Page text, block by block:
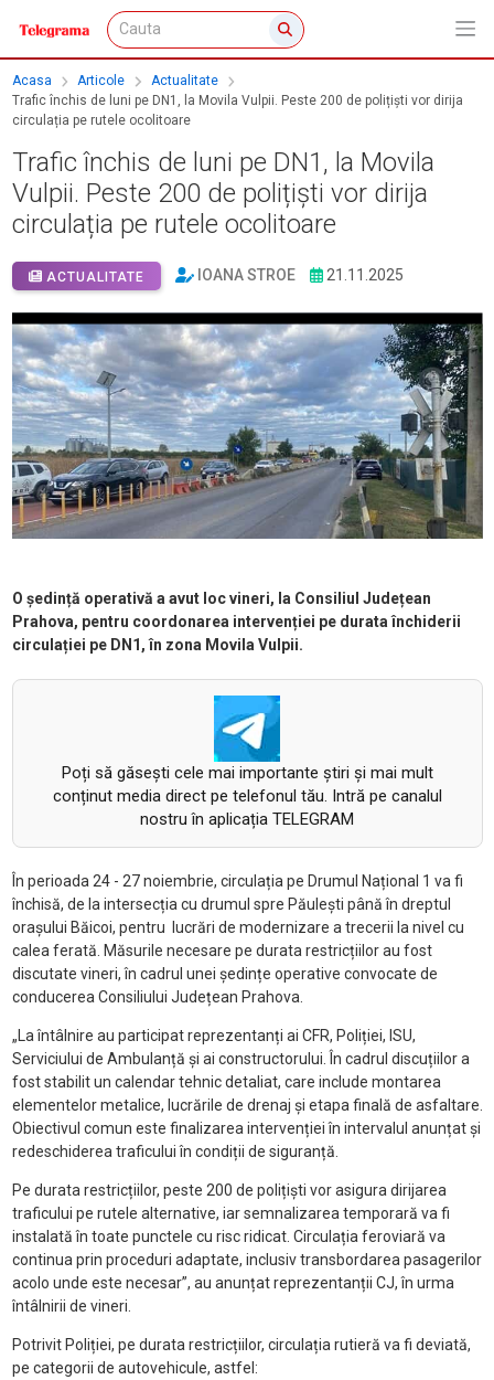
Acasa Articole
Actualitate
Trafic închis de luni pe DN1, la Movila Vulpii. Peste 200 de polițiști vor dirija
circulația pe rutele ocolitoare
Trafic închis de luni pe DN1, la Movila
Vulpii. Peste 200 de polițiști vor dirija
circulația pe rutele ocolitoare
ACTUALITATE IOANA STROE 21.11.2025
O ședință operativă a avut loc vineri, la Consiliul Județean
Prahova, pentru coordonarea intervenției pe durata închiderii
circulației pe DN1, în zona Movila Vulpii.
Poți să găsești cele mai importante știri și mai mult
conținut media direct pe telefonul tău. Intră pe canalul
nostru în aplicația TELEGRAM
În perioada 24 - 27 noiembrie, circulația pe Drumul Național 1 va fi
închisă, de la intersecția cu drumul spre Păulești până în dreptul
orașului Băicoi, pentru
lucrări de modernizare a trecerii la nivel cu
calea ferată. Măsurile necesare pe durata restricțiilor au fost
discutate vineri, în cadrul unei ședințe operative convocate de
conducerea Consiliului Județean Prahova.
„Laîntâlnire au participat reprezentanți ai CFR, Poliției, ISU,
Serviciului de Ambulanță și ai constructorului. În cadrul discuțiilor a
fost stabilit un calendar tehnic detaliat, care include montarea
elementelor metalice, lucrările de drenaj și etapa finală de asfaltare.
Obiectivul comun este finalizarea intervențieiîn intervalul anunțat și
redeschiderea traficuluiîn condiții de siguranță.
Pe durata restricțiilor, peste 200 de polițiști vor asigura dirijarea
traficului pe rutele alternative, iar semnalizarea temporară va fi
instalatăîn toate punctele cu risc ridicat. Circulația feroviară va
continua prin proceduri adaptate, inclusiv transbordarea pasagerilor
acolo unde este necesar”, au anunțat reprezentanții CJ, în urma
întâlnirii de vineri.
Potrivit Poliției, pe durata restricțiilor, circulația rutieră va fi deviată,
pe categorii de autovehicule, astfel: